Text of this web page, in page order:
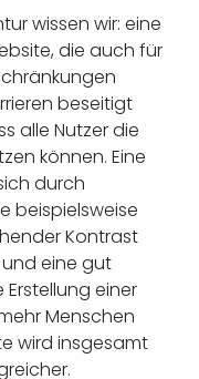
wissen wir: eine
die auch für
beseitigt
alle Nutzer die
können. Eine
durch
beispielsweise
Kontrast
eine gut
einer
Menschen
wird insgesamt